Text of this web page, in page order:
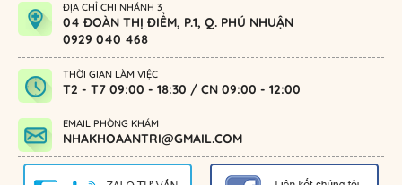
ĐỊA CHỈ CHI NHÁNH 3
04 ĐOÀN THỊ ĐIỂM, P.1, Q. PHÚ NHUẬN
0929 040 468
THỜI GIAN LÀM VIỆC
T2 - T7 09:00 - 18:30 / CN 09:00 - 12:00
EMAIL PHÒNG KHÁM
NHAKHOAANTRI@GMAIL.COM